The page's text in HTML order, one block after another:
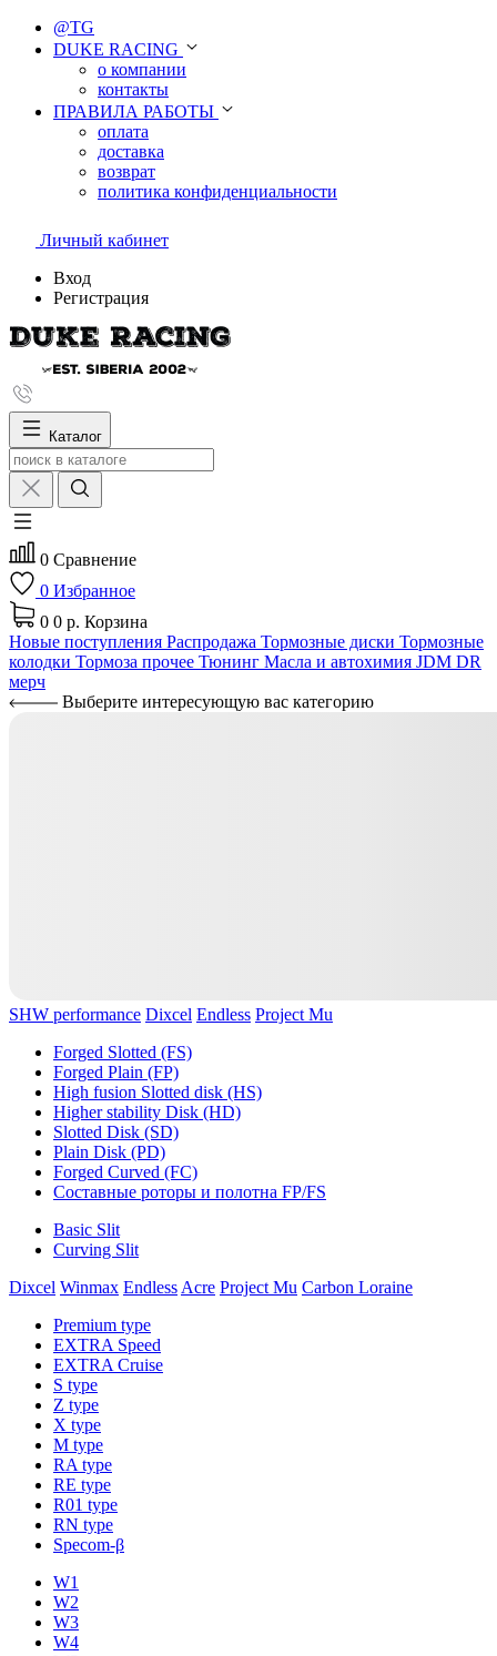
@TG
DUKE RACING
о компании
контакты
ПРАВИЛА РАБОТЫ
оплата
доставка
возврат
политика конфиденциальности
Личный кабинет
Вход
Регистрация
Каталог
0 Сравнение
0 Избранное
0 0 р. Корзина
Новые поступления Распродажа Тормозные диски Тормозные
колодки Тормоза прочее Тюнинг Масла и автохимия JDM DR
мерч
Выберите интересующую вас категорию
SHW performance Dixcel Endless Project Mu
Forged Slotted (FS)
Forged Plain (FP)
High fusion Slotted disk (HS)
Higher stability Disk (HD)
Slotted Disk (SD)
Plain Disk (PD)
Forged Curved (FC)
Составные роторы и полотна FP/FS
Basic Slit
Curving Slit
Dixcel Winmax Endless Acre Project Mu Carbon Loraine
Premium type
EXTRA Speed
EXTRA Cruise
S type
Z type
X type
M type
RA type
RE type
R01 type
RN type
Specom-β
W1
W2
W3
W4